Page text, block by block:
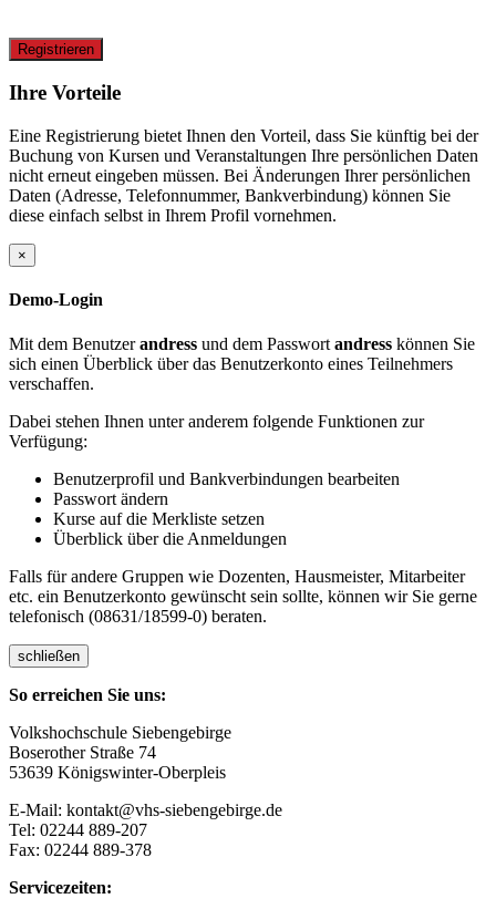
Registrieren
Ihre Vorteile
Eine Registrierung bietet Ihnen den Vorteil, dass Sie künftig bei der
Buchung von Kursen und Veranstaltungen Ihre persönlichen Daten
nicht erneut eingeben müssen. Bei Änderungen Ihrer persönlichen
Daten (Adresse, Telefonnummer, Bankverbindung) können Sie
diese einfach selbst in Ihrem Profil vornehmen.
×
Demo-Login
Mit dem Benutzerandress und dem Passwort andress können Sie
sich einen Überblick über das Benutzerkonto eines Teilnehmers
verschaffen.
Dabei stehen Ihnen unter anderem folgende Funktionen zur
Verfügung:
Benutzerprofil und Bankverbindungen bearbeiten
Passwort ändern
Kurse auf die Merkliste setzen
Überblick über die Anmeldungen
Falls für andere Gruppen wie Dozenten, Hausmeister, Mitarbeiter
etc. ein Benutzerkonto gewünscht sein sollte, können wir Sie gerne
telefonisch (08631/18599-0) beraten.
schließen
So erreichen Sie uns:
Volkshochschule Siebengebirge
Boserother Straße 74
53639 Königswinter-Oberpleis
E-Mail: kontakt@vhs-siebengebirge.de
Tel: 02244 889-207
Fax: 02244 889-378
Servicezeiten: